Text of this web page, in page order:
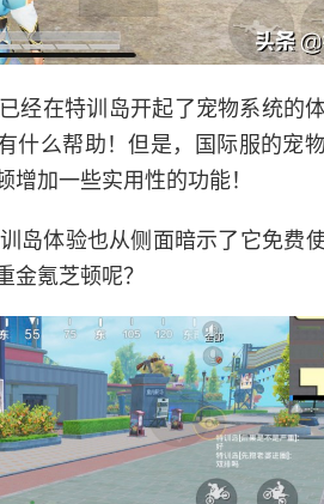
经在特训岛开起了宠物系统的
什么帮助！但是，国际服的宠
加一些实用性的功能！
体验也从侧面暗示了它免费使
氪芝顿呢？